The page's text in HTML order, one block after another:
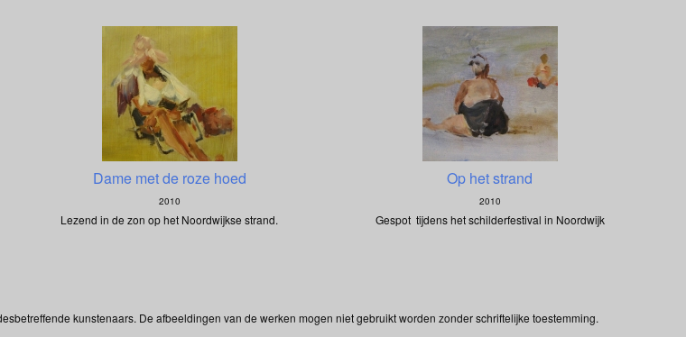
Dame met de roze hoed
2010
Lezend in de zon op het Noordwijkse strand.
Op het strand
2010
Gespot tijdens het schilderfestival in Noordwijk
kunstenaars. De afbeeldingen van de werken mogen niet gebruikt worden zonder schriftelijke toestemming.